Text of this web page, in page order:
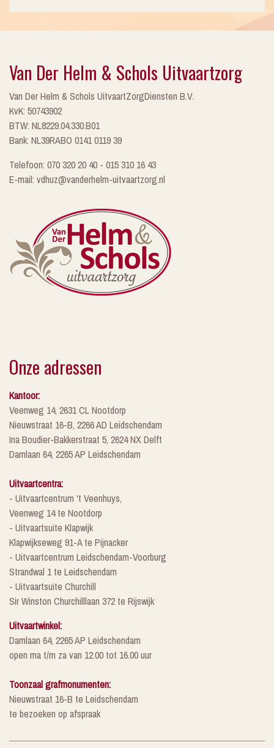
Van Der Helm & Schols Uitvaartzorg
Van Der Helm & Schols UitvaartZorgDiensten B.V.
KvK: 50743902
BTW: NL8229.04.330.B01
Bank: NL39RABO 0141 0119 39
Telefoon: 070 320 20 40 - 015 310 16 43
E-mail: vdhuz@vanderhelm-uitvaartzorg.nl
Onze adressen
Kantoor:
Veenweg 14, 2631 CL Nootdorp
Nieuwstraat 16-B, 2266 AD Leidschendam
Ina Boudier-Bakkerstraat 5, 2624 NX Delft
Damlaan 64, 2265 AP Leidschendam
Uitvaartcentra:
- Uitvaartcentrum 't Veenhuys,
Veenweg 14 te Nootdorp
- Uitvaartsuite Klapwijk
Klapwijkseweg 91-A te Pijnacker
- Uitvaartcentrum Leidschendam-Voorburg
Strandwal 1 te Leidschendam
- Uitvaartsuite Churchill
Sir Winston Churchilllaan 372 te Rijswijk
Uitvaartwinkel:
Damlaan 64, 2265 AP Leidschendam
open ma t/m za van 12.00 tot 16.00 uur
Toonzaal grafmonumenten:
Nieuwstraat 16-B te Leidschendam
te bezoeken op afspraak